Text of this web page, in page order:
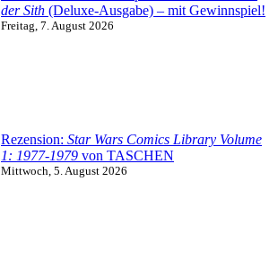
der Sith (Deluxe-Ausgabe) – mit Gewinnspiel!
Freitag, 7. August 2026
Rezension: Star Wars Comics Library Volume
1: 1977-1979 von TASCHEN
Mittwoch, 5. August 2026